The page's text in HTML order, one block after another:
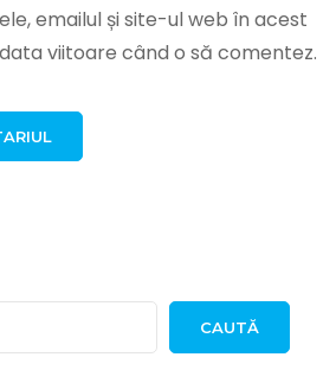
emailul și site-ul web în acest
viitoare când o să comentez.
CAUTĂ